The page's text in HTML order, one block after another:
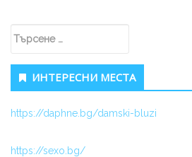
Secondary Sidebar
Търсене за:
ИНТЕРЕСНИ МЕСТА
https://daphne.bg/damski-bluzi
https://sexo.bg/